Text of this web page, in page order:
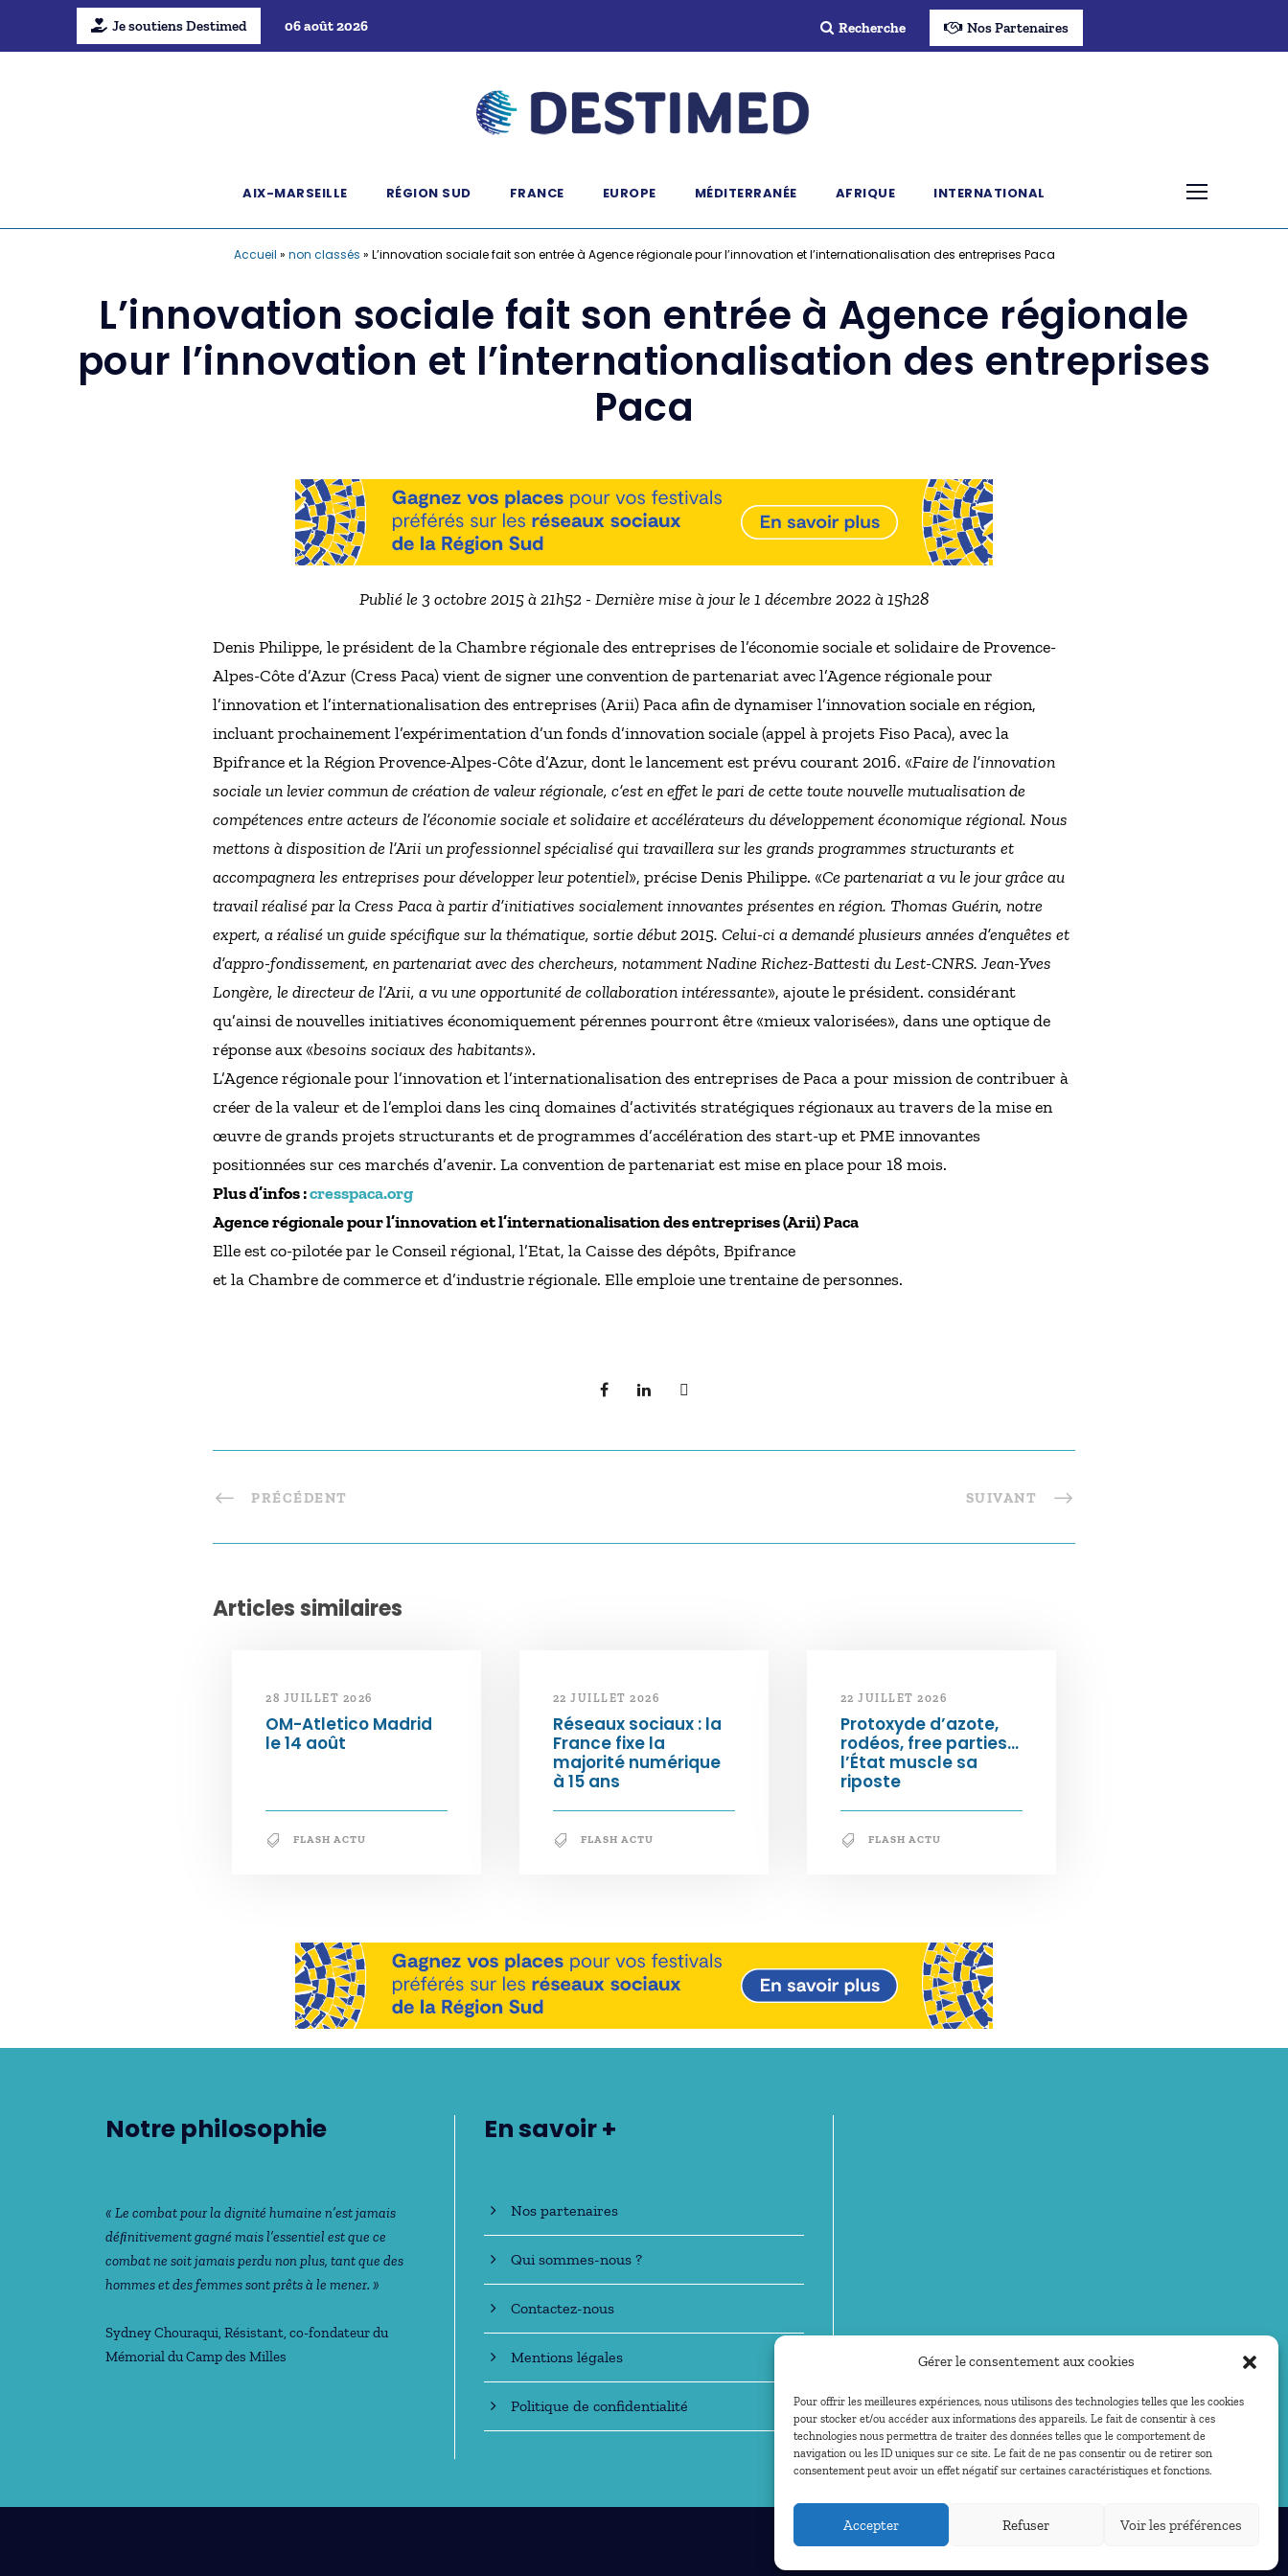
Gérer le consentement aux cookies
Pour offrir les meilleures expériences, nous utilisons des technologies telles que les cookies
pour stocker et/ou accéder aux informations des appareils. Le fait de consentir à ces
technologies nous permettra de traiter des données telles que le comportement de
navigation ou les ID uniques sur ce site. Le fait de ne pas consentir ou de retirer son
consentement peut avoir un effet négatif sur certaines caractéristiques et fonctions.
Accepter Refuser Voir les préférences
Je soutiens Destimed 06 août 2026 Recherche Nos Partenaires
AIX-MARSEILLE RÉGION SUD FRANCE EUROPE MÉDITERRANÉE AFRIQUE INTERNATIONAL
Accueil » non classés » L’innovation sociale fait son entrée à Agence régionale pour l’innovation et l’internationalisation des entreprises Paca
L’innovation sociale fait son entrée à Agence régionale
pour l’innovation et l’internationalisation des entreprises
Paca
Publié le 3 octobre 2015 à 21h52 - Dernière mise à jour le 1 décembre 2022 à 15h28
Denis Philippe, le président de la Chambre régionale des entreprises de l’économie sociale et solidaire de Provence-
Alpes-Côte d’Azur (Cress Paca) vient de signer une convention de partenariat avec l’Agence régionale pour
l’innovation et l’internationalisation des entreprises (Arii) Paca afin de dynamiser l’innovation sociale en région,
incluant prochainement l’expérimentation d’un fonds d’innovation sociale (appel à projets Fiso Paca), avec la
Bpifrance et la Région Provence-Alpes-Côte d’Azur, dont le lancement est prévu courant 2016. «Faire de l’innovation
sociale un levier commun de création de valeur régionale, c’est en effet le pari de cette toute nouvelle mutualisation de
compétences entre acteurs de l’économie sociale et solidaire et accélérateurs du développement économique régional. Nous
mettons à disposition de l’Arii un professionnel spécialisé qui travaillera sur les grands programmes structurants et
accompagnera les entreprises pour développer leur potentiel», précise Denis Philippe. «Ce partenariat a vu le jour grâce au
travail réalisé par la Cress Paca à partir d’initiatives socialement innovantes présentes en région. Thomas Guérin, notre
expert, a réalisé un guide spécifique sur la thématique, sortie début 2015. Celui-ci a demandé plusieurs années d’enquêtes et
d’appro-fondissement, en partenariat avec des chercheurs, notamment Nadine Richez-Battesti du Lest-CNRS. Jean-Yves
Longère, le directeur de l’Arii, a vu une opportunité de collaboration intéressante», ajoute le président. considérant
qu’ainsi de nouvelles initiatives économiquement pérennes pourront être «mieux valorisées», dans une optique de
réponse aux «besoins sociaux des habitants».
L’Agence régionale pour l’innovation et l’internationalisation des entreprises de Paca a pour mission de contribuer à
créer de la valeur et de l’emploi dans les cinq domaines d’activités stratégiques régionaux au travers de la mise en
œuvre de grands projets structurants et de programmes d’accélération des start-up et PME innovantes
positionnées sur ces marchés d’avenir. La convention de partenariat est mise en place pour 18 mois.
Plus d’infos :cresspaca.org
Agence régionale pour l’innovation et l’internationalisation des entreprises (Arii) Paca
Elle est co-pilotée par le Conseil régional, l’Etat, la Caisse des dépôts, Bpifrance
et la Chambre de commerce et d’industrie régionale. Elle emploie une trentaine de personnes.
PRÉCÉDENT SUIVANT
Articles similaires
28 JUILLET 2026
OM-Atletico Madrid
le 14 août
FLASH ACTU
22 JUILLET 2026
Réseaux sociaux : la
France fixe la
majorité numérique
à 15 ans
FLASH ACTU
22 JUILLET 2026
Protoxyde d’azote,
rodéos, free parties…
l’État muscle sa
riposte
FLASH ACTU
Notre philosophie
« Le combat pour la dignité humaine n’est jamais
déﬁnitivement gagné mais l’essentiel est que ce
combat ne soit jamais perdu non plus, tant que des
hommes et des femmes sont prêts à le mener. »
Sydney Chouraqui, Résistant, co-fondateur du
Mémorial du Camp des Milles
En savoir +
Nos partenaires
Qui sommes-nous ?
Contactez-nous
Mentions légales
Politique de confidentialité